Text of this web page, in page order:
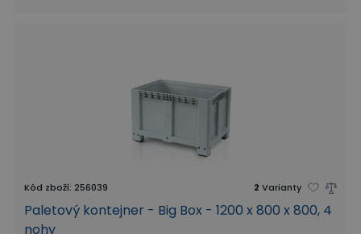
Kód zboží: 256039 2 Varianty
Paletový kontejner - Big Box - 1200 x 800 x 800, 4
nohy